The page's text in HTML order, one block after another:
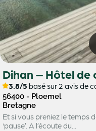
Dihan – Hôtel de
3.8/5 basé sur 2 avis de
56400 - Ploemel
Bretagne
Et si vous preniez le temps
‘pause’. A l’écoute du...